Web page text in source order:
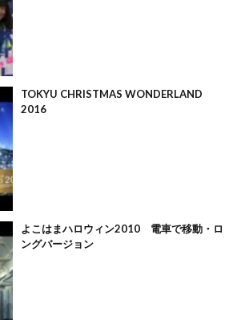
TOKYU CHRISTMAS WONDERLAND
2016
よこはまハロウィン2010 電車で移動・ロ
ングバージョン